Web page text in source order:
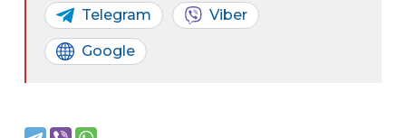
Telegram Viber
Google